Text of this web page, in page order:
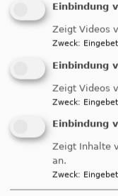
Öffnungszeiten:
Mo.- Mi. und Fr. 9.00-
Startseite Kirche
bei
Einbindung
Zeigt Videos
Zweck:
Einbindung
Zeigt Videos
Zweck:
Einbindung
Zeigt Inhalte
an.
Zweck: